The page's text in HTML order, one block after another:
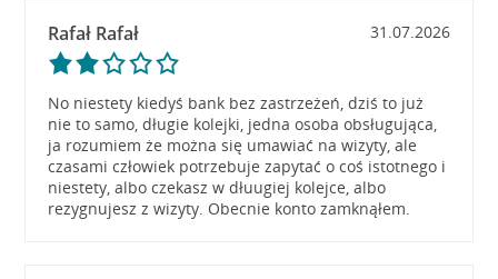
Rafał Rafał 31.07.2026
No niestety kiedyś bank bez zastrzeżeń, dziś to już
nie to samo, długie kolejki, jedna osoba obsługująca,
ja rozumiem że można się umawiać na wizyty, ale
czasami człowiek potrzebuje zapytać o coś istotnego i
niestety, albo czekasz w dłuugiej kolejce, albo
rezygnujesz z wizyty. Obecnie konto zamknąłem.